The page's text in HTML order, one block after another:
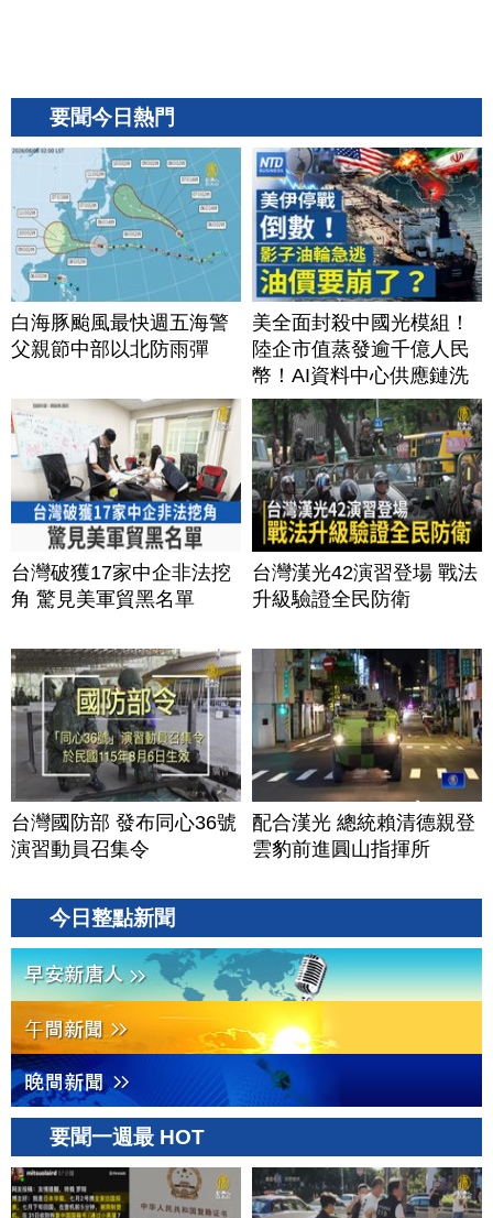
要聞今日熱門
白海豚颱風最快週五海警
父親節中部以北防雨彈
美全面封殺中國光模組！
陸企市值蒸發逾千億人民
幣！AI資料中心供應鏈洗
牌？台灣喜迎轉單！成關
鍵樞紐？｜#財經新聞
│20260805 (三)
台灣破獲17家中企非法挖
角 驚見美軍貿黑名單
台灣漢光42演習登場 戰法
升級驗證全民防衛
台灣國防部 發布同心36號
演習動員召集令
配合漢光 總統賴清德親登
雲豹前進圓山指揮所
今日整點新聞
要聞一週最 HOT